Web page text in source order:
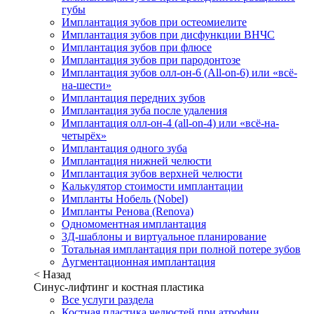
губы
Имплантация зубов при остеомиелите
Имплантация зубов при дисфункции ВНЧС
Имплантация зубов при флюсе
Имплантация зубов при пародонтозе
Имплантация зубов олл-он-6 (All-on-6) или «всё-
на-шести»
Имплантация передних зубов
Имплантация зуба после удаления
Имплантация олл-он-4 (all-on-4) или «всё-на-
четырёх»
Имплантация одного зуба
Имплантация нижней челюсти
Имплантация зубов верхней челюсти
Калькулятор стоимости имплантации
Импланты Нобель (Nobel)
Импланты Ренова (Renova)
Одномоментная имплантация
3Д-шаблоны и виртуальное планирование
Тотальная имплантация при полной потере зубов
Аугментационная имплантация
< Назад
Синус-лифтинг и костная пластика
Все услуги раздела